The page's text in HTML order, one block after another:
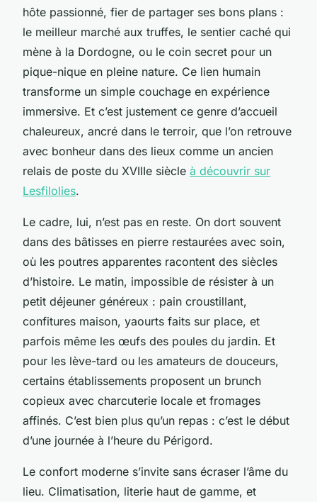
hôte passionné, fier de partager ses bons plans :
le meilleur marché aux truffes, le sentier caché qui
mène à la Dordogne, ou le coin secret pour un
pique-nique en pleine nature. Ce lien humain
transforme un simple couchage en expérience
immersive. Et c’est justement ce genre d’accueil
chaleureux, ancré dans le terroir, que l’on retrouve
avec bonheur dans des lieux comme un ancien
relais de poste du XVIIIe siècle à découvrir sur
Lesfilolies.
Le cadre, lui, n’est pas en reste. On dort souvent
dans des bâtisses en pierre restaurées avec soin,
où les poutres apparentes racontent des siècles
d’histoire. Le matin, impossible de résister à un
petit déjeuner généreux : pain croustillant,
confitures maison, yaourts faits sur place, et
parfois même les œufs des poules du jardin. Et
pour les lève-tard ou les amateurs de douceurs,
certains établissements proposent un brunch
copieux avec charcuterie locale et fromages
affinés. C’est bien plus qu’un repas : c’est le début
d’une journée à l’heure du Périgord.
Le confort moderne s’invite sans écraser l’âme du
lieu. Climatisation, literie haut de gamme, et